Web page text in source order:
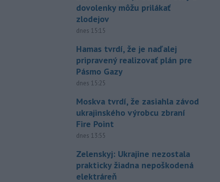
dovolenky môžu prilákať
zlodejov
dnes 15:15
Hamas tvrdí, že je naďalej
pripravený realizovať plán pre
Pásmo Gazy
dnes 15:25
Moskva tvrdí, že zasiahla závod
ukrajinského výrobcu zbraní
Fire Point
dnes 13:55
Zelenskyj: Ukrajine nezostala
prakticky žiadna nepoškodená
elektráreň